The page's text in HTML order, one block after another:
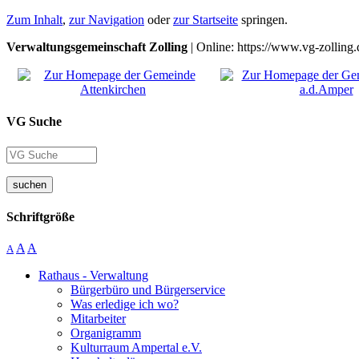
Zum Inhalt, zur Navigation oderzur Startseite springen.
Verwaltungsgemeinschaft Zolling | Online: https://www.vg-
VG Suche
suchen
Schriftgröße
A A A
Rathaus - Verwaltung
Bürgerbüro und Bürgerservice
Was erledige ich wo?
Mitarbeiter
Organigramm
Kulturraum Ampertal e.V.